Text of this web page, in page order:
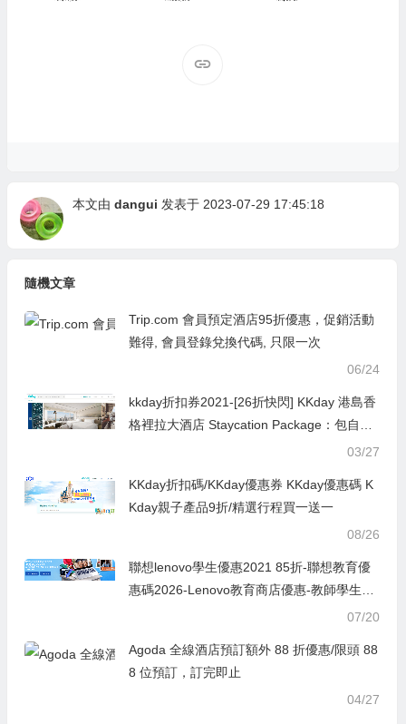
本文由 dangui 发表于 2023-07-29 17:45:18
隨機文章
Trip.com 會員預定酒店95折優惠，促銷活動
難得, 會員登錄兌換代碼, 只限一次
06/24
kkday折扣券2021-[26折快閃] KKday 港島香
格裡拉大酒店 Staycation Package：包自助
03/27
KKday折扣碼/KKday優惠券 KKday優惠碼 K
Kday親子產品9折/精選行程買一送一
08/26
聯想lenovo學生優惠2021 85折-聯想教育優
惠碼2026-Lenovo教育商店優惠-教師學生購
07/20
Agoda 全線酒店預訂額外 88 折優惠/限頭 88
8 位預訂，訂完即止
04/27